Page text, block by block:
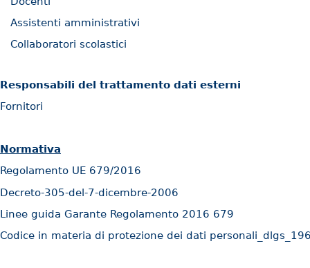
Assistenti amministrativi
Collaboratori scolastici
Responsabili del trattamento dati esterni
Fornitori
Normativa
Regolamento UE 679/2016
Decreto-305-del-7-dicembre-2006
Linee guida Garante Regolamento 2016 679
Codice in materia di protezione dei dati